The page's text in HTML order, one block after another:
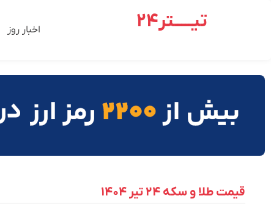
تیـــــتر24 اخبار روز
قیمت طلا و سکه ۲۴ تیر ۱۴۰۴